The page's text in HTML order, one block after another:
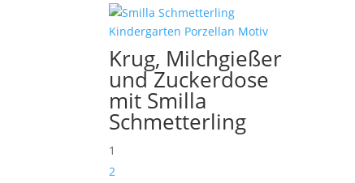
Krug, Milchgießer
und Zuckerdose
mit Smilla
Schmetterling
1
2